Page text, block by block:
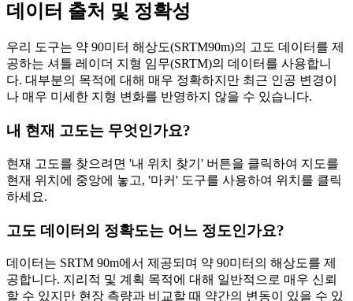
데이터 출처 및 정확성
우리 도구는 약 90미터 해상도(SRTM90m)의 고도 데이터를 제
공하는 셔틀 레이더 지형 임무(SRTM)의 데이터를 사용합니
다. 대부분의 목적에 대해 매우 정확하지만 최근 인공 변경이
나 매우 미세한 지형 변화를 반영하지 않을 수 있습니다.
내 현재 고도는 무엇인가요?
현재 고도를 찾으려면 '내 위치 찾기' 버튼을 클릭하여 지도를
현재 위치에 중앙에 놓고, '마커' 도구를 사용하여 위치를 클릭
하세요.
고도 데이터의 정확도는 어느 정도인가요?
데이터는 SRTM 90m에서 제공되며 약 90미터의 해상도를 제
공합니다. 지리적 및 계획 목적에 대해 일반적으로 매우 신뢰
할 수 있지만 현장 측량과 비교할 때 약간의 변동이 있을 수 있